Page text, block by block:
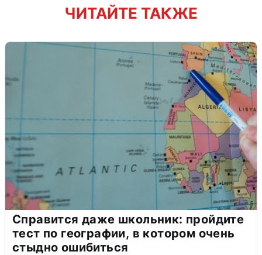
ЧИТАЙТЕ ТАКЖЕ
Справится даже школьник: пройдите
тест по географии, в котором очень
стыдно ошибиться